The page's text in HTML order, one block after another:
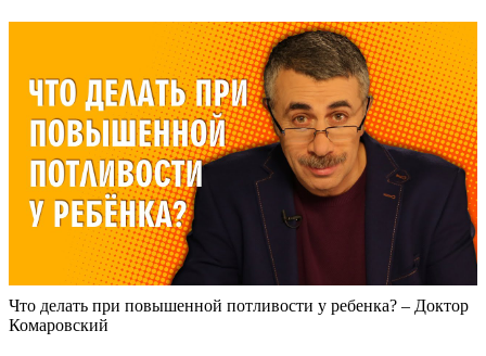
Что делать при повышенной потливости у ребенка? – Доктор
Комаровский